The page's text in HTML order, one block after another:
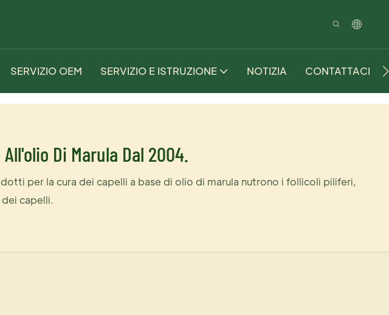
SERVIZIO OEM SERVIZIO E ISTRUZIONE NOTIZIA CONTATTACI
arrivo
Di Marula Dal 2004.
per la cura dei capelli a base di olio di marula nutrono i follicoli piliferi,
capelli.